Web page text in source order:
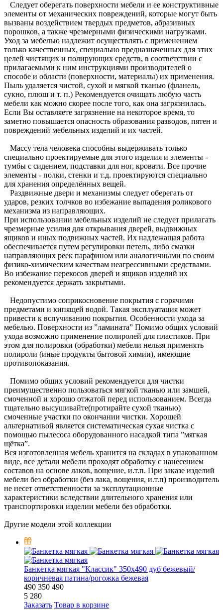
Следует оберегать поверхности мебели и ее конструктивные
элементы от механических повреждений, которые могут быть
вызваны воздействием твердых предметов, абразивных
порошков, а также чрезмерными физическими нагрузками.
Уход за мебелью надлежит осуществлять с применением
только качественных, специально предназначенных для этих
целей чистящих и полирующих средств, в соответствии с
прилагаемыми к ним инструкциями производителей о
способе и области (поверхности, материалы) их применения.
Пыль удаляется чистой, сухой и мягкой тканью (фланель,
сукно, плюш и т. п.) Рекомендуется очищать любую часть
мебели как можно скорее после того, как она загрязнилась.
Если Вы оставляете загрязнение на некоторое время, то
заметно повышается опасность образования разводов, пятен и
повреждений мебельных изделий и их частей.
Массу тела человека способны выдерживать только
специально проектируемые для этого изделия и элементы -
тумбы с сидением, подставки для ног, кровати. Все прочие
элементы - полки, стенки и т.д. проектируются специально
для хранения определённых вещей.
Раздвижные двери и механизмы следует оберегать от
ударов, резких толчков во избежание выпадения роликового
механизма из направляющих.
При использовании мебельных изделий не следует прилагать
чрезмерные усилия для открывания дверей, выдвижных
ящиков и иных подвижных частей. Их надлежащая работа
обеспечивается путем регулировки петель, либо смазки
направляющих реек парафином или аналогичными по своим
физико-химическим качествам неагрессивными средствами.
Во избежание перекосов дверей и ящиков изделий их
рекомендуется держать закрытыми.
Недопустимо соприкосновение покрытия с горячими
предметами и кипящей водой. Такая эксплуатация может
привести к вспучиванию покрытия. Особенности ухода за
мебелью. Поверхности из ”ламината” Помимо общих условий
ухода возможно применение полиролей для пластиков. При
этом для полировки (обработки) мебели нельзя применять
полироли (иные продукты бытовой химии), имеющие
противопоказания.
Помимо общих условий рекомендуется для чистки
преимущественно пользоваться мягкой тканью или замшей,
смоченной и хорошо отжатой перед использованием. Всегда
тщательно высушивайте(протирайте сухой тканью)
смоченные участки по окончании чистки. Хорошей
альтернативой является систематическая сухая чистка с
помощью пылесоса оборудованного насадкой типа ”мягкая
щётка”.
Вся изготовленная мебель хранится на складах в упакованном
виде, все детали мебели проходят обработку с нанесением
составов на основе лаков, вощение, и.т.п. При заказе изделий
мебели без обработки (без лака, вощения, и.т.п) производитель
не несет ответственности за эксплутационные
характеристики вследствии длительного хранения или
транспортировки изделии мебели без обработки.
Другие модели этой коллекции
Банкетка мягкая "Классик" 350х490 дуб бежевый/
коричневая патина/рогожка бежевая
490 350 490
5 280
Заказать Товар в корзине